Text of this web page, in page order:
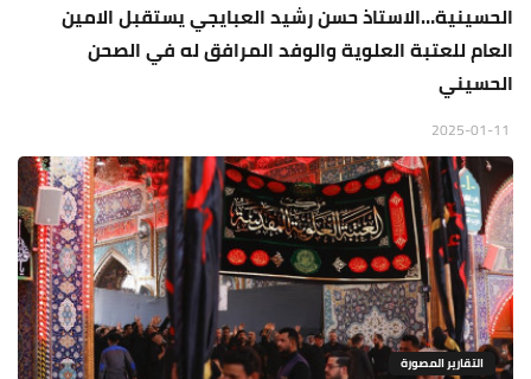
الحسينية…الاستاذ حسن رشيد العبايجي يستقبل الامين
العام للعتبة العلوية والوفد المرافق له في الصحن
الحسيني
التقارير المصورة